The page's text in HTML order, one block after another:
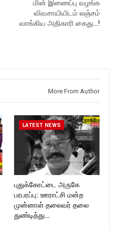
https://www.youtube.com/@r
ockforttimes
Like us on:
https://www.facebook.com/R
https://twitter.com/ROCKFOR
மின் இணைப்பு வழங்க
விவசாயியிடம் லஞ்சம்
வாங்கிய அதிகாரி கைது…!
More From Author
LATEST NEWS
புதுக்கோட்டை அருகே
பரபரப்பு: ஊராட்சி மன்ற
முன்னாள் தலைவர் தலை
துண்டித்து…